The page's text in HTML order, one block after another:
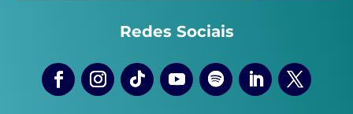
Redes Sociais